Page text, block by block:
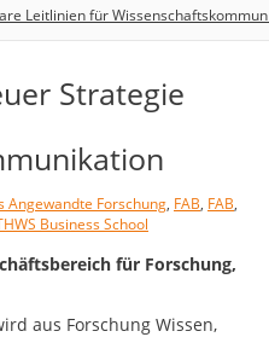
Leitlinien für
Strategie
Angewandte Forschung, FAB, FAB,
Business School
für Forschung,
aus Forschung Wissen,